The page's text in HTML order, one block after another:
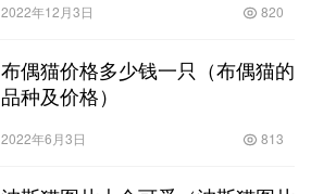
2022年12月3日 820
布偶猫价格多少钱一只（布偶猫的
品种及价格）
2022年6月3日 813